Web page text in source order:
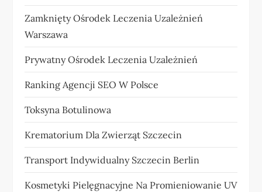
Zamknięty Ośrodek Leczenia Uzależnień
Warszawa
Prywatny Ośrodek Leczenia Uzależnień
Ranking Agencji SEO W Polsce
Toksyna Botulinowa
Krematorium Dla Zwierząt Szczecin
Transport Indywidualny Szczecin Berlin
Kosmetyki Pielęgnacyjne Na Promieniowanie UV